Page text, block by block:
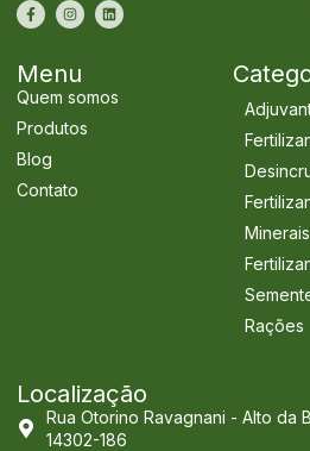
Menu
Quem somos
Produtos
Blog
Contato
Rações
Localização
Rua Otorino Ravagnani - Alto da
14302-186